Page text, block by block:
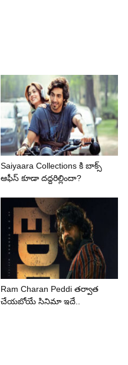
Saiyaara Collections కి బాక్స్
ఆఫీస్ కూడా దద్దరిల్లిందా?
Ram Charan Peddi తర్వాత
చేయబోయే సినిమా ఇదే..